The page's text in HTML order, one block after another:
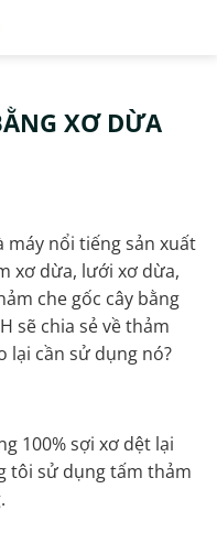
XƠ DỪA
máy nổi tiếng sản xuất
xơ dừa, lưới xơ dừa,
che gốc cây bằng
sẽ chia sẻ về thảm
lại cần sử dụng nó?
100% sợi xơ dệt lại
tôi sử dụng tấm thảm